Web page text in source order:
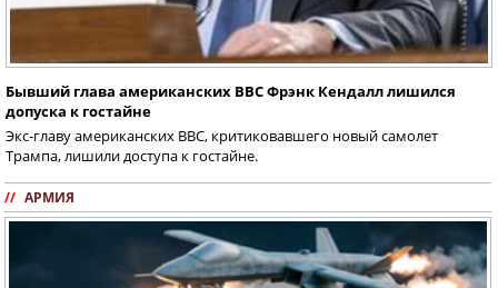
Бывший глава американских ВВС Фрэнк Кендалл лишился
допуска к гостайне
Экс-главу американских ВВС, критиковавшего новый самолет
Трампа, лишили доступа к гостайне.
// АРМИЯ